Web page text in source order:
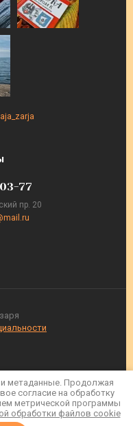
77
пр. 20
метаданные. Продолжая
согласие на обработку
метрической программы
обработки файлов cookie